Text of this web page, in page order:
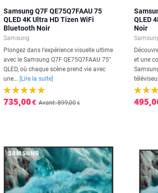
Samsung Q7F QE75Q7FAAU 75
QLED 4K Ultra HD Tizen WiFi
Bluetooth Noir
Samsung
Plongez dans l'expérience visuelle ultime
avec le Samsung Q7F QE75Q7FAAU 75"
QLED, où chaque scène prend vie avec
une...
[Lire la suite]
735,00€ Avant: 899,00€
QLED
Noir
et une